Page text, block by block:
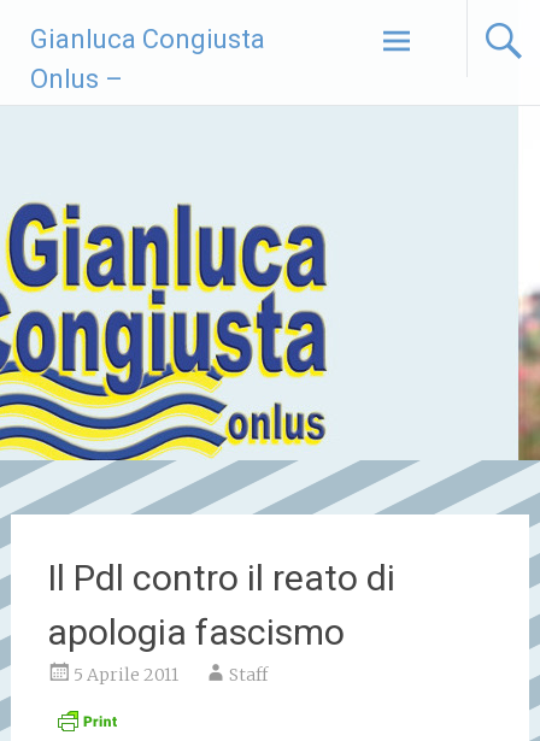
contenuto
Gianluca Congiusta
Onlus –
Il Pdl contro il reato di
apologia fascismo
5 Aprile 2011 Staff